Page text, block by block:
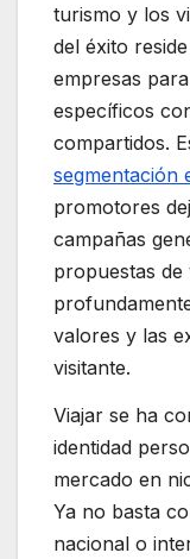
turismo y los
del éxito
empresas
específicos
compartidos.
segmentación
promotores
campañas
propuestas
valores y las
visitante.
Viajar se ha
identidad
mercado en
Ya no basta
nacional o